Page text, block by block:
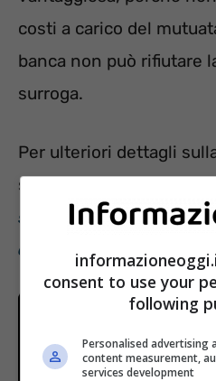
costi a carico del
banca non può rifiutare
surroga.
Per ulteriori dettagli
seguente articolo: “
surroga anche con la
chiarezza
consent to use your
following
Personalised advertising
content measurement,
services development